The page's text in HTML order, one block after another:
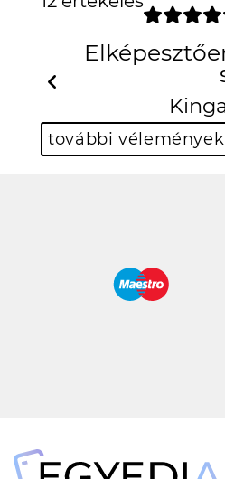
további vélemények